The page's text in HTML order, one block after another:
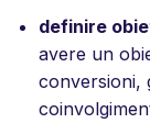
definire
avere un
conversioni,